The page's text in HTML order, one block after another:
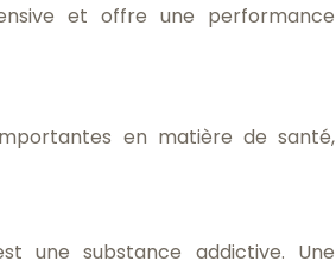
et offre une performance
en matière de santé,
une substance addictive. Une